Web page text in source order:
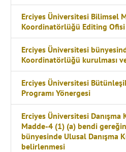
Erciyes Üniversitesi Bilimsel
Koordinatörlüğü Editing Ofisi
Erciyes Üniversitesi
Koordinatörlüğü kurulması
Erciyes Üniversitesi
Programı Yönergesi
Erciyes Üniversitesi Danışma
Madde-4 (1) (a) bendi
bünyesinde Ulusal Danışma
belirlenmesi